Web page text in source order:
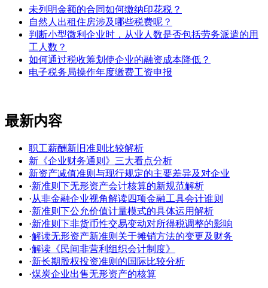
未列明金额的合同如何缴纳印花税？
自然人出租住房涉及哪些税费呢？
判断小型微利企业时，从业人数是否包括劳务派遣的用
工人数？
如何通过税收筹划使企业的融资成本降低？
电子税务局操作年度缴费工资申报
最新内容
职工薪酬新旧准则比较解析
新《企业财务通则》三大看点分析
新资产减值准则与现行规定的主要差异及对企业
·新准则下无形资产会计核算的新规范解析
·从非金融企业视角解读四项金融工具会计谁则
·新准则下公允价值计量模式的具体运用解析
·新准则下非货币性交易变动对所得税调整的影响
·解读无形资产新准则关于摊销方法的变更及财务
·解读《民间非营利组织会计制度》
·新长期股权投资准则的国际比较分析
·煤炭企业出售无形资产的核算